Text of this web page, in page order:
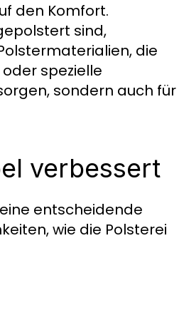
den Komfort.
sind,
die
spezielle
sondern auch für
verbessert
entscheidende
wie die Polsterei